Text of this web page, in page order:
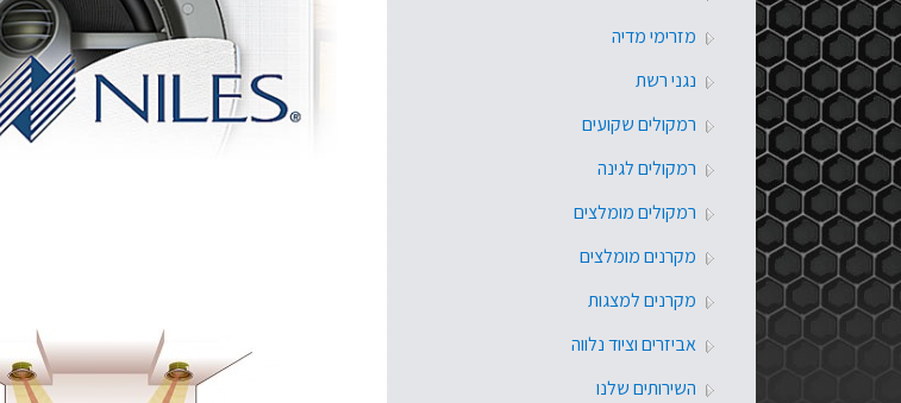
מזרימי מדיה
נגני רשת
רמקולים שקועים
רמקולים לגינה
רמקולים מומלצים
מקרנים מומלצים
מקרנים למצגות
אביזרים וציוד נלווה
השירותים שלנו